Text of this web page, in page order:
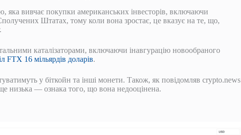
вивчає покупки американських інвесторів, включаючи
Штатах, тому коли вона зростає, це вказує на те, що,
каталізаторами, включаючи інавгурацію новообраного
FTX 16 мільярдів доларів.
у біткойн та інші монети. Також, як повідомляв crypto.news
низька — ознака того, що вона недооцінена.